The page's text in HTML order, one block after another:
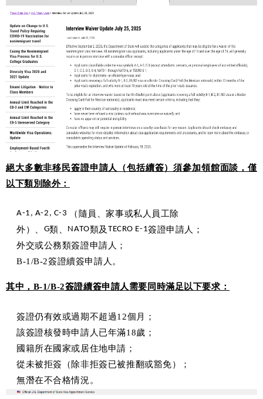
絕大多數非移民簽證申請人（包括續簽）須參加領館面談，僅
以下類別除外：
A-1, A-2, C-3
（隨員、家事或私人員工除
外）、 G類、 NATO類及 TECRO E-1簽證申請人；
外交或公務類簽證申請人；
B-1/B-2簽證續簽申請人。
其中，B-1/B-2簽證續簽申請人需要同時滿足以下要求：
簽證仍有效或過期不超過12個月；
該簽證核發時申請人已年滿18歲；
國籍所在國家或居住地申請；
從未被拒簽（除非拒簽已被推翻或豁免）；
無潛在不合格情況。